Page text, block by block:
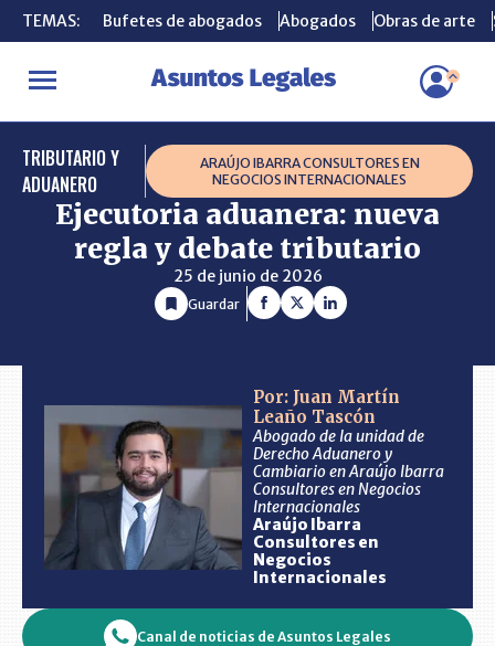
TEMAS: Bufetes de abogados Abogados Obras de arte
INICIO CONSULTORIO Ejecutoria aduanera: nueva regla y
TEMAS: Bufetes de abogados Abogados Obras de arte
TRIBUTARIO Y
ADUANERO
ARAÚJO IBARRA CONSULTORES EN
NEGOCIOS INTERNACIONALES
Ejecutoria aduanera: nueva
regla y debate tributario
25 de junio de 2026
Guardar
Por: Juan Martín
Leaño Tascón
Abogado de la unidad de
Derecho Aduanero y
Cambiario en Araújo Ibarra
Consultores en Negocios
Internacionales
Araújo Ibarra
Consultores en
Negocios
Internacionales
Canal de noticias de Asuntos Legales